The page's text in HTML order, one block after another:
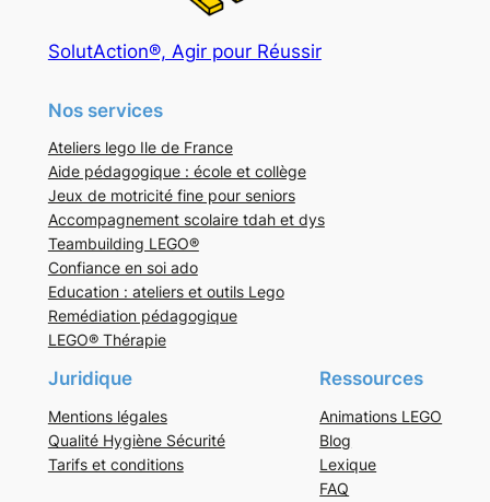
SolutAction®, Agir pour Réussir
Nos services
Ateliers lego Ile de France
Aide pédagogique : école et collège
Jeux de motricité fine pour seniors
Accompagnement scolaire tdah et dys
Teambuilding LEGO®
Confiance en soi ado
Education : ateliers et outils Lego
Remédiation pédagogique
LEGO® Thérapie
Juridique
Mentions légales
Qualité Hygiène Sécurité
Tarifs et conditions
Ressources
Animations LEGO
Blog
Lexique
FAQ